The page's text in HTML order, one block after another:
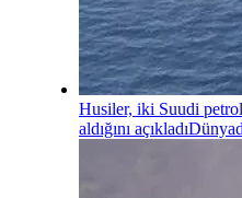
Husiler, iki Suudi
aldığını açıkladı